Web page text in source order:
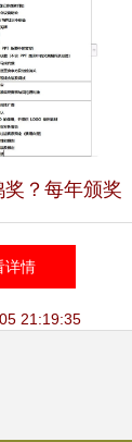
？每年颁奖
3被中国人拿
来了！
详情
21:19:35